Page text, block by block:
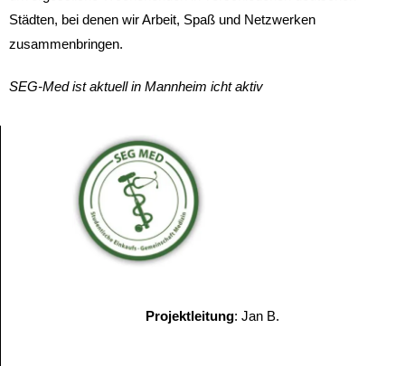
Städten, bei denen wir Arbeit, Spaß und Netzwerken
zusammenbringen.
SEG-Med ist aktuell in Mannheim icht aktiv
Projektleitung: Jan B.